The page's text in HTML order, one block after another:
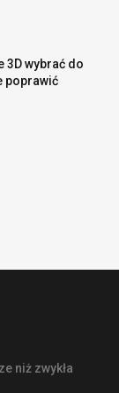
3D wybrać do
poprawić
niż zwykła